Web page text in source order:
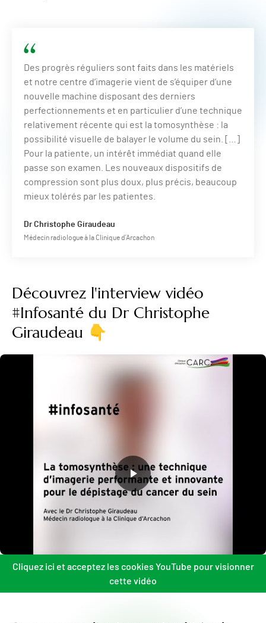
Des progrès réguliers sont faits dans les matériels
et notre centre d’imagerie vient de s’équiper d’une
nouvelle machine disposant des derniers
perfectionnements et en particulier d’une technique
relativement récente qui est la tomosynthèse : la
possibilité visuelle de balayer le volume du sein. […]
Pour la patiente, un intérêt immédiat quand elle
passe son examen. Les nouveaux dispositifs de
compression sont plus doux, plus précis, beaucoup
mieux tolérés par les patientes.
Dr Christophe Giraudeau
Médecin radiologue à la Clinique d’Arcachon
Découvrez l'interview vidéo
#Infosanté du Dr Christophe
Giraudeau 👇
Cliquez ici et acceptez les cookies YouTube pour visionner
cette vidéo